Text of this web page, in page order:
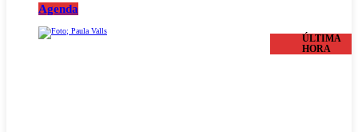
Agenda
ÚLTIMA
HORA